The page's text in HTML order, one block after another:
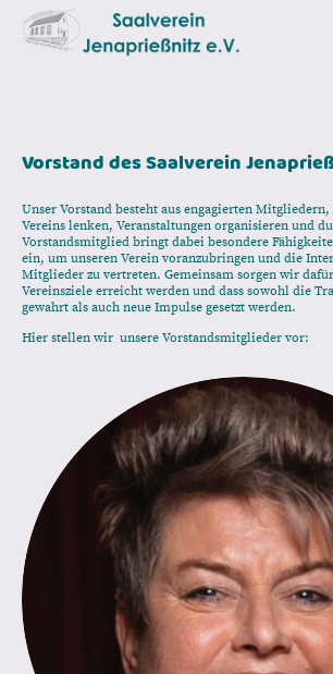
Vorstand des Saalverein
Unser Vorstand besteht aus engagierten
Vereins lenken, Veranstaltungen organisieren und
Vorstandsmitglied bringt dabei besondere
ein, um unseren Verein voranzubringen und die
Mitglieder zu vertreten. Gemeinsam sorgen wir
Vereinsziele erreicht werden und dass sowohl die
gewahrt als auch neue Impulse gesetzt werden.
Hier stellen wir unsere Vorstandsmitglieder vor: